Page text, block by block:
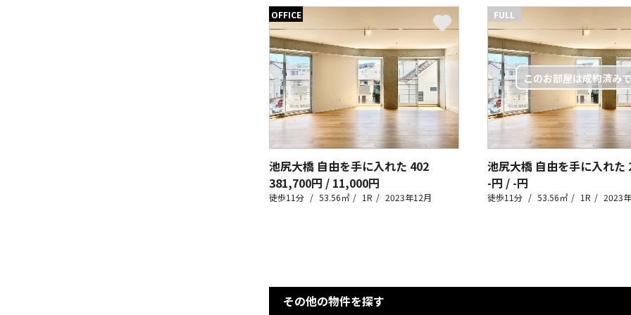
OFFICE
池尻大橋 自由を手に入れた 402
381,700円 / 11,000円
徒歩11分 53.56㎡ 1R 2023年12月
FULL
池尻大橋 自由を手に入れた
-円 / -円
徒歩11分 53.56㎡ 1R 2023
その他の物件を探す